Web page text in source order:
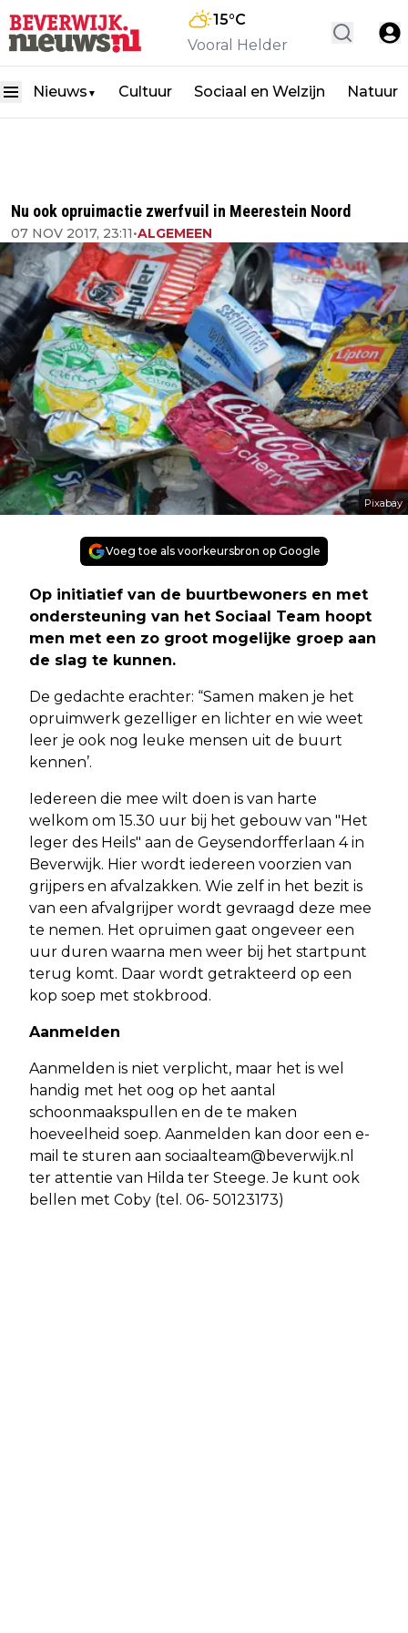
15°C
Vooral Helder
Nieuws ▼ Cultuur Sociaal en Welzijn Natuur
Nu ook opruimactie zwerfvuil in Meerestein Noord
07 NOV 2017, 23:11•ALGEMEEN
Pixabay
Voeg toe als voorkeursbron op Google
Op initiatief van de buurtbewoners en met
ondersteuning van het Sociaal Team hoopt
men met een zo groot mogelijke groep aan
de slag te kunnen.
De gedachte erachter: “Samen maken je het
opruimwerk gezelliger en lichter en wie weet
leer je ook nog leuke mensen uit de buurt
kennen’.
Iedereen die mee wilt doen is van harte
welkom om 15.30 uur bij het gebouw van "Het
leger des Heils" aan de Geysendorfferlaan 4 in
Beverwijk. Hier wordt iedereen voorzien van
grijpers en afvalzakken. Wie zelf in het bezit is
van een afvalgrijper wordt gevraagd deze mee
te nemen. Het opruimen gaat ongeveer een
uur duren waarna men weer bij het startpunt
terug komt. Daar wordt getrakteerd op een
kop soep met stokbrood.
Aanmelden
Aanmelden is niet verplicht, maar het is wel
handig met het oog op het aantal
schoonmaakspullen en de te maken
hoeveelheid soep. Aanmelden kan door een e-
mail te sturen aan sociaalteam@beverwijk.nl
ter attentie van Hilda ter Steege. Je kunt ook
bellen met Coby (tel. 06- 50123173)